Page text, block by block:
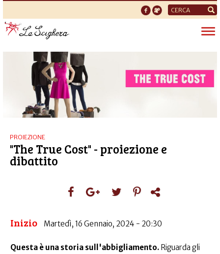
Form
di
ricerca
PROIEZIONE
"The True Cost" - proiezione e
dibattito
Inizio Martedì, 16 Gennaio, 2024 - 20:30
Questa è una storia sull'abbigliamento. Riguarda gli